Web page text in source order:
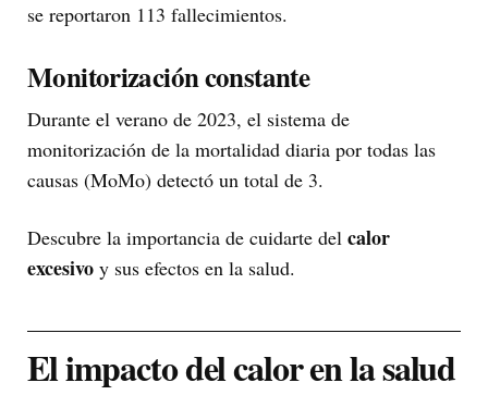
se reportaron 113 fallecimientos.
Monitorización constante
Durante el verano de 2023, el sistema de
monitorización de la mortalidad diaria por todas las
causas (MoMo) detectó un total de 3.
Descubre la importancia de cuidarte del calor
excesivo y sus efectos en la salud.
El impacto del calor en la salud